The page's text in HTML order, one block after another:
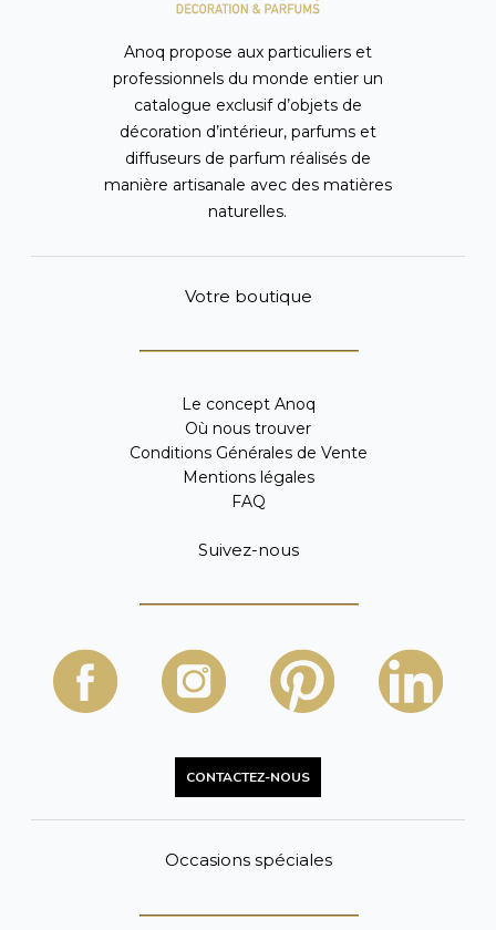
Anoq propose aux particuliers et
professionnels du monde entier un
catalogue exclusif d’objets de
décoration d’intérieur, parfums et
diffuseurs de parfum réalisés de
manière artisanale avec des matières
naturelles.
Votre boutique
Le concept Anoq
Où nous trouver
Conditions Générales de Vente
Mentions légales
FAQ
Suivez-nous
CONTACTEZ-NOUS
Occasions spéciales